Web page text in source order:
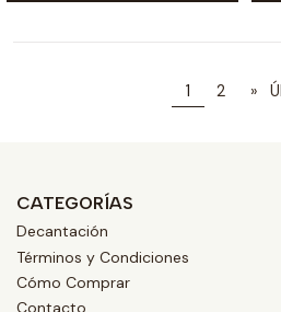
1 2 »
CATEGORÍAS
Decantación
Términos y Condiciones
Cómo Comprar